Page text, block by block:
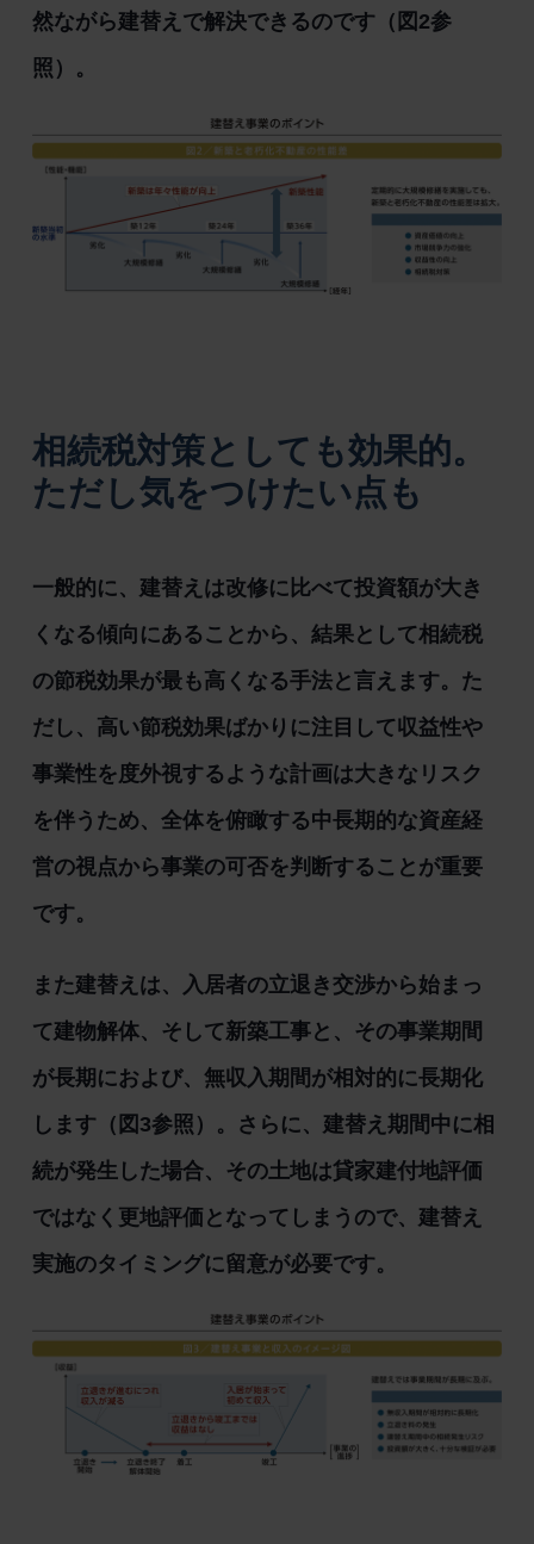
然ながら建替えで解決できるのです（図2参
照）。
相続税対策としても効果的。
ただし気をつけたい点も
一般的に、建替えは改修に比べて投資額が大き
くなる傾向にあることから、結果として相続税
の節税効果が最も高くなる手法と言えます。た
だし、高い節税効果ばかりに注目して収益性や
事業性を度外視するような計画は大きなリスク
を伴うため、全体を俯瞰する中長期的な資産経
営の視点から事業の可否を判断することが重要
です。
また建替えは、入居者の立退き交渉から始まっ
て建物解体、そして新築工事と、その事業期間
が長期におよび、無収入期間が相対的に長期化
します（図3参照）。さらに、建替え期間中に相
続が発生した場合、その土地は貸家建付地評価
ではなく更地評価となってしまうので、建替え
実施のタイミングに留意が必要です。